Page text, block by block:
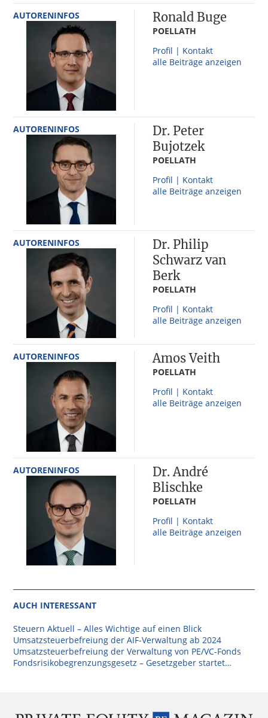
AUTORENINFOS Ronald Buge
POELLATH
Profil | Kontakt
alle Beiträge anzeigen
AUTORENINFOS
Dr. Peter
Bujotzek
POELLATH
Profil | Kontakt
alle Beiträge anzeigen
AUTORENINFOS
Dr. Philip
Schwarz van
Berk
POELLATH
Profil | Kontakt
alle Beiträge anzeigen
AUTORENINFOS Amos Veith
POELLATH
Profil | Kontakt
alle Beiträge anzeigen
AUTORENINFOS
Dr. André
Blischke
POELLATH
Profil | Kontakt
alle Beiträge anzeigen
AUCH INTERESSANT
Steuern Aktuell – Alles Wichtige auf einen Blick
Umsatzsteuerbefreiung der AIF-Verwaltung ab 2024
Umsatzsteuerbefreiung der Verwaltung von PE/VC-Fonds
Fondsrisikobegrenzungsgesetz – Gesetzgeber startet…